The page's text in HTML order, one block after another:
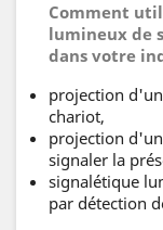
Comment
lumineux de
dans votre
projection
chariot,
projection
signaler la
signalétique
par détection